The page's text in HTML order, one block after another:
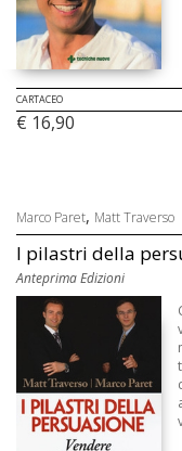
CARTACEO
€ 16,90
Marco Paret, Matt Traverso
I pilastri della
Anteprima Edizioni